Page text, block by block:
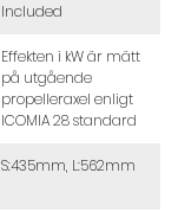
Included
Effekten i kW är mätt
på utgående
propelleraxel enligt
ICOMIA 28 standard
S:435mm, L:562mm